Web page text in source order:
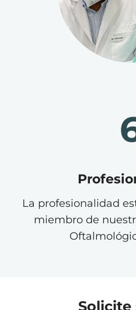
La profesionalidad
miembro de
Solicite